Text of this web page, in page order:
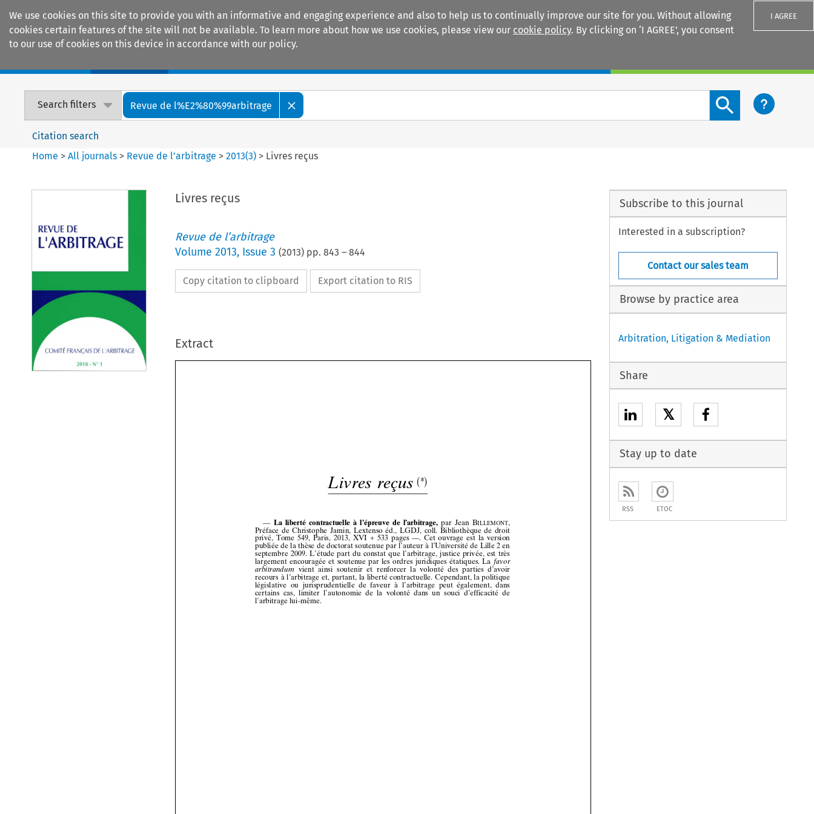
We use cookies on this site to provide you with an informative and engaging experience and also to help us to continually improve our site for you. Without allowing
cookies certain features of the site will not be available. To learn more about how we use cookies, please view our cookie policy. By clicking on ‘I AGREE’, you consent
to our use of cookies on this device in accordance with our policy.
I AGREE
Search filters Revue de l%E2%80%99arbitrage
Search content button
Citation search
Home >All journals > Revue de l’arbitrage >2013(3) > Livres reçus
Livres reçus
Revue de l’arbitrage
Volume 2013, Issue 3 (2013) pp. 843 – 844
Copy citation to clipboard Export citation to RIS
Extract
 
           

        


             
             


         


        


        

          
        


          
 

Livres reçus (*)
— La liberté contractuelle à l’épreuve de l’arbitrage, par Jean BILLEMONT ,
Préface
de Christophe Jamin, Lextenso éd., LGDJ, coll. Bibliothèque de droit
privé, Tome 549, Paris, 2013, XVI + 533 pages —. Cet ouvrage est
la version
publiée de la thèse de doctorat soutenue par l’auteur à l’Université de Lille 2 en
septembre 2009. L’étude part du constat que l’arbitrage, justice privée, est très
largement encouragée et soutenue par les ordres juridiques étatiques. La
favor
arbitrandum
vient ainsi soutenir et renforcer la volonté des parties d’avoir
recours à l’arbitrage
législative
(*)
Subscribe to this journal
Interested in a subscription?
Contact our sales team
Browse by practice area
Arbitration, Litigation & Mediation
Share
𝕏
Stay up to date
RSS ETOC